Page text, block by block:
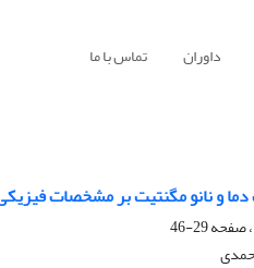
داوران تماس با ما
دما و نانو مگنتیت بر مشخصات
29-46